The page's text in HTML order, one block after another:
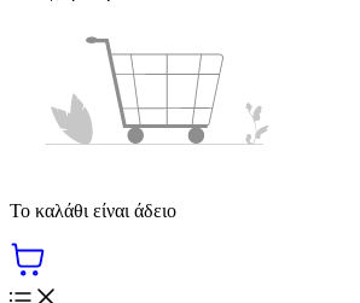
Το καλάθι είναι άδειο